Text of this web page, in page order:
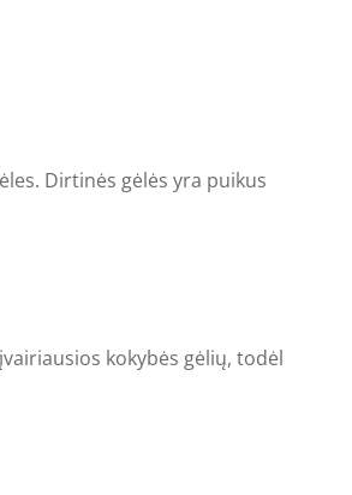
Dirtinės gėlės yra puikus
kokybės gėlių, todėl